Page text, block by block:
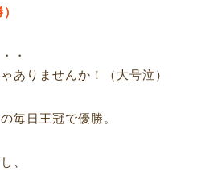
・
ありませんか！（大号泣）
毎日王冠で優勝。
、